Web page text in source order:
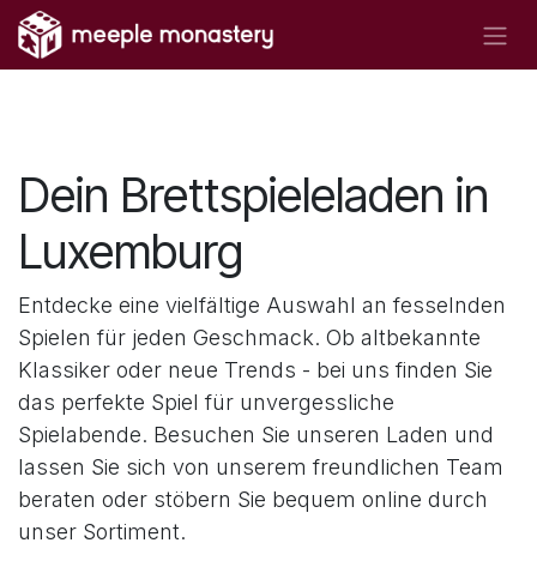
Zum Inhalt springen
Dein Brettspieleladen in
Luxemburg
Entdecke eine vielfältige Auswahl an fesselnden
Spielen für jeden Geschmack. Ob altbekannte
Klassiker oder neue Trends - bei uns finden Sie
das perfekte Spiel für unvergessliche
Spielabende. Besuchen Sie unseren Laden und
lassen Sie sich von unserem freundlichen Team
beraten oder stöbern Sie bequem online durch
unser Sortiment.